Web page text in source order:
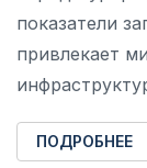
показатели
привлекает
ПОДРОБНЕЕ